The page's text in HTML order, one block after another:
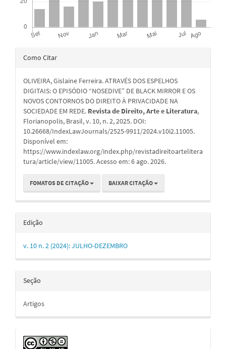
Detalhes
artigo
Como Citar
OLIVEIRA, Gislaine Ferreira. ATRAVÉS DOS ESPELHOS
DIGITAIS: O EPISÓDIO “NOSEDIVE” DE BLACK MIRROR E OS
NOVOS CONTORNOS DO DIREITO À PRIVACIDADE NA
SOCIEDADE EM REDE. Revista de Direito, Arte e Literatura,
Florianopolis, Brasil, v. 10, n. 2, 2025. DOI:
10.26668/IndexLawJournals/2525-9911/2024.v10i2.11005.
Disponível em:
https://www.indexlaw.org/index.php/revistadireitoartelitera
tura/article/view/11005. Acesso em: 6 ago. 2026.
FOMATOS DE CITAÇÃO BAIXAR CITAÇÃO
Edição
v. 10 n. 2 (2024): JULHO-DEZEMBRO
Seção
Artigos